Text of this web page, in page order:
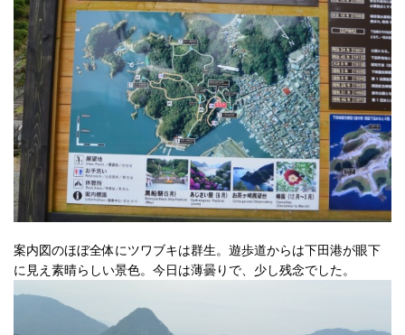
案内図のほぼ全体にツワブキは群生。遊歩道からは下田港が眼下
に見え素晴らしい景色。今日は薄曇りで、少し残念でした。